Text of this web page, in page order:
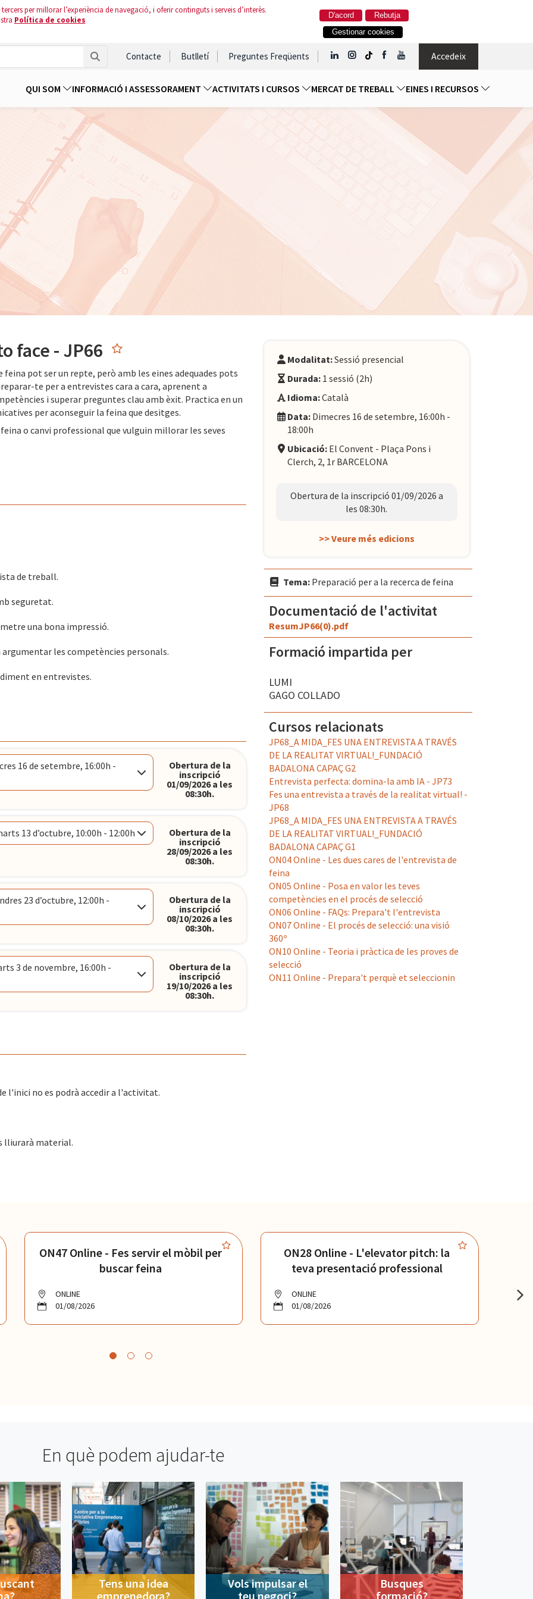
per millorar l’experiència de navegació, i oferir continguts i serveis d’interès.
Política de cookies Rebutja
D'acord
Gestionar cookies
Contacte Butlletí Preguntes Freqüents Accedeix
QUI SOM INFORMACIÓ I ASSESSORAMENT ACTIVITATS I CURSOS MERCAT DE TREBALL EINES I RECURSOS
face - JP66
feina pot ser un repte, però amb les eines adequades pots
te per a entrevistes cara a cara, aprenent a
i superar preguntes clau amb èxit. Practica en un
per aconseguir la feina que desitges.
o canvi professional que vulguin millorar les seves
de treball.
seguretat.
una bona impressió.
les competències personals.
en entrevistes.
16 de setembre, 16:00h -
Obertura de la
inscripció
01/09/2026 a les
08:30h.
13 d’octubre, 10:00h - 12:00h
Obertura de la
inscripció
28/09/2026 a les
08:30h.
23 d’octubre, 12:00h -
Obertura de la
inscripció
08/10/2026 a les
08:30h.
3 de novembre, 16:00h -
Obertura de la
inscripció
19/10/2026 a les
08:30h.
l'inici no es podrà accedir a l'activitat.
lliurarà material.
Modalitat:Sessió presencial
Durada: 1 sessió (2h)
Idioma:Català
Data: Dimecres 16 de setembre, 16:00h -
18:00h
Ubicació: El Convent - Plaça Pons i
Clerch, 2, 1r BARCELONA
Obertura de la inscripció 01/09/2026 a
les 08:30h.
>> Veure més edicions
Tema: Preparació per a la recerca de feina
Documentació de l'activitat
ResumJP66(0).pdf
Formació impartida per
LUMI
GAGO COLLADO
Cursos relacionats
JP68_A MIDA_FES UNA ENTREVISTA A TRAVÉS
DE LA REALITAT VIRTUAL!_FUNDACIÓ
BADALONA CAPAÇ G2
Entrevista perfecta: domina-la amb IA - JP73
Fes una entrevista a través de la realitat virtual! -
JP68
JP68_A MIDA_FES UNA ENTREVISTA A TRAVÉS
DE LA REALITAT VIRTUAL!_FUNDACIÓ
BADALONA CAPAÇ G1
ON04 Online - Les dues cares de l'entrevista de
feina
ON05 Online - Posa en valor les teves
competències en el procés de selecció
ON06 Online - FAQs: Prepara't l'entrevista
ON07 Online - El procés de selecció: una visió
360º
ON10 Online - Teoria i pràctica de les proves de
selecció
ON11 Online - Prepara't perquè et seleccionin
ON47 Online - Fes servir el mòbil per
buscar feina
ONLINE
01/08/2026
ON28 Online - L'elevator pitch: la
teva presentació professional
ONLINE
01/08/2026
En què podem ajudar-te
Tens una idea
emprenedora?
Vols impulsar el
teu negoci?
Busques
formació?